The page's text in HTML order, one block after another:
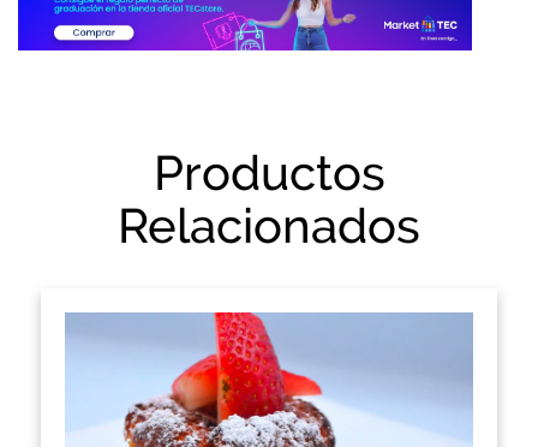
Productos
Relacionados